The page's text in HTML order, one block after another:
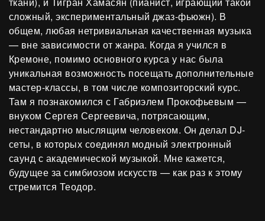
сложный, экспериментальный джаз-фьюжн). В
общем, любая нетривиальная качественная музыка
— вне зависимости от жанра. Когда я учился в
Кремоне, помимо основного курса у нас была
уникальная возможность посещать дополнительные
мастер-классы, в том числе композиторский курс.
Там я познакомился с Габриэлем Прокофьевым —
внуком Сергея Сергеевича, потрясающим,
нестандартно мыслящим человеком. Он делал DJ-
сеты, в которых соединял модный электронный
саунд с академической музыкой. Мне кажется,
будущее за симбиозом искусств — как раз к этому
стремится Теодор.